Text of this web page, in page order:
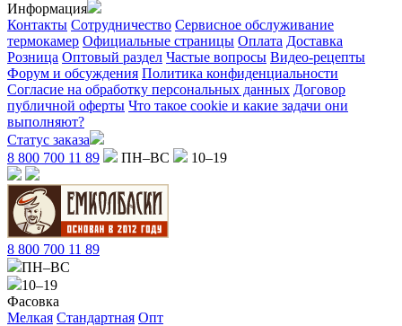
Информация
Контакты Сотрудничество Сервисное обслуживание
термокамер Официальные страницы Оплата Доставка
Розница Оптовый раздел Частые вопросы Видео-рецепты
Форум и обсуждения Политика конфиденциальности
Согласие на обработку персональных данных Договор
публичной оферты Что такое cookie и какие задачи они
выполняют?
Статус заказа
8 800 700 11 89
ПН–ВС 10–19
8 800 700 11 89
ПН–ВС
10–19
Фасовка
Мелкая Стандартная Опт